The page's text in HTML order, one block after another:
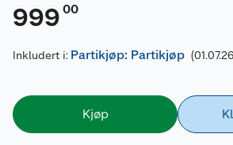
999 00
Inkludert i: Partikjøp: Partikjøp
Kjøp